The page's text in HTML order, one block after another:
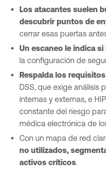
Los atacantes suelen
descubrir puntos de
cerrar esas puertas
Un escaneo le indica
la configuración de
Respalda los
DSS, que exige análisis
internas y externas, e
constante del riesgo
médica electrónica de
Con un mapa de red
no utilizados,
activos críticos.